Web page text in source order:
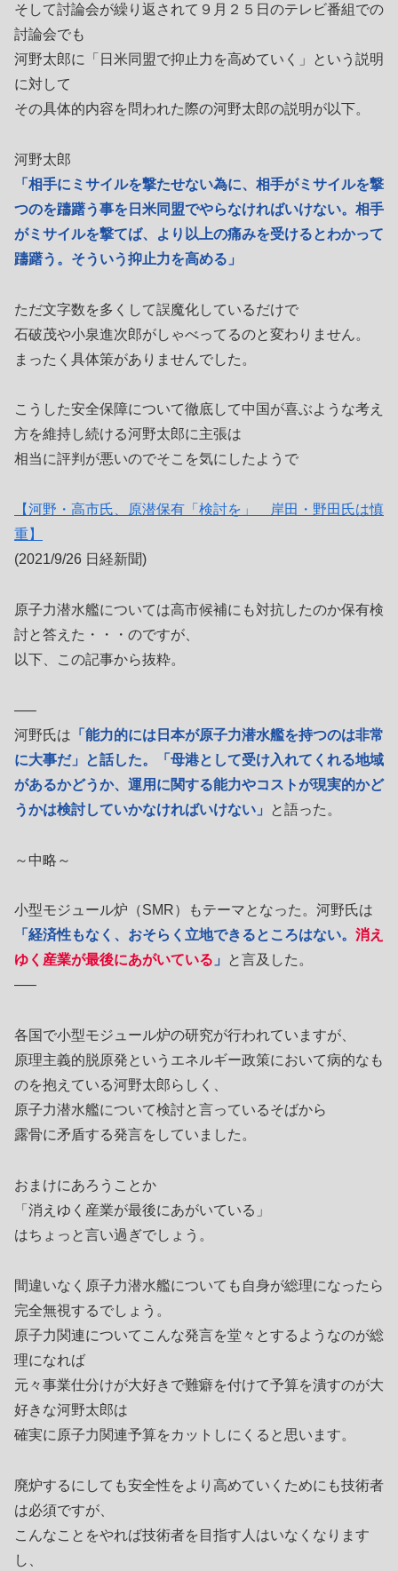
そして討論会が繰り返されて９月２５日のテレビ番組での
討論会でも
河野太郎に「日米同盟で抑止力を高めていく」という説明
に対して
その具体的内容を問われた際の河野太郎の説明が以下。
河野太郎
「相手にミサイルを撃たせない為に、相手がミサイルを撃
つのを躊躇う事を日米同盟でやらなければいけない。相手
がミサイルを撃てば、より以上の痛みを受けるとわかって
躊躇う。そういう抑止力を高める」
ただ文字数を多くして誤魔化しているだけで
石破茂や小泉進次郎がしゃべってるのと変わりません。
まったく具体策がありませんでした。
こうした安全保障について徹底して中国が喜ぶような考え
方を維持し続ける河野太郎に主張は
相当に評判が悪いのでそこを気にしたようで
【河野・高市氏、原潜保有「検討を」 岸田・野田氏は慎
重】
(2021/9/26 日経新聞)
原子力潜水艦については高市候補にも対抗したのか保有検
討と答えた・・・のですが、
以下、この記事から抜粋。
—–
河野氏は 「能力的には日本が原子力潜水艦を持つのは非常
に大事だ」と話した。「母港として受け入れてくれる地域
があるかどうか、運用に関する能力やコストが現実的かど
うかは検討していかなければいけない」
と語った。
～中略～
小型モジュール炉（SMR）もテーマとなった。河野氏は
「経済性もなく、おそらく立地できるところはない。 消え
ゆく産業が最後にあがいている 」
と言及した。
—–
各国で小型モジュール炉の研究が行われていますが、
原理主義的脱原発というエネルギー政策において病的なも
のを抱えている河野太郎らしく、
原子力潜水艦について検討と言っているそばから
露骨に矛盾する発言をしていました。
おまけにあろうことか
「消えゆく産業が最後にあがいている」
はちょっと言い過ぎでしょう。
間違いなく原子力潜水艦についても自身が総理になったら
完全無視するでしょう。
原子力関連についてこんな発言を堂々とするようなのが総
理になれば
元々事業仕分けが大好きで難癖を付けて予算を潰すのが大
好きな河野太郎は
確実に原子力関連予算をカットしにくると思います。
廃炉するにしても安全性をより高めていくためにも技術者
は必須ですが、
こんなことをやれば技術者を目指す人はいなくなります
し、